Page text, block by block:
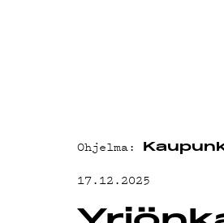
Ohjelma:
17.12.2025